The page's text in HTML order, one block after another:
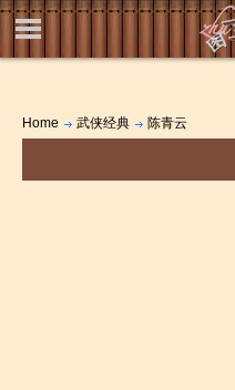
Home 武侠经典 陈青云